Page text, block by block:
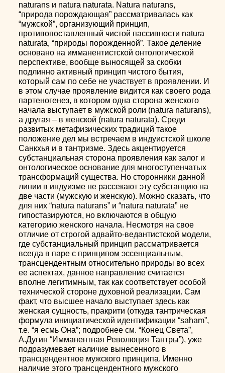
naturans и natura naturata. Natura naturans,
“природа порождающая” рассматривалась как
“мужской”, организующий принцип,
противопоставленный чистой пассивности natura
naturata, “природы порожденной”. Такое деление
основано на имманентистской онтологической
перспективе, вообще выносящей за скобки
подлинно активный принцип чистого бытия,
который сам по себе не участвует в проявлении. И
в этом случае проявление видится как своего рода
партеногенез, в котором одна сторона женского
начала выступает в мужской роли (natura naturans),
а другая – в женской (natura naturata). Среди
развитых метафизических традиций такое
положение дел мы встречаем в индуистской школе
Санкхья и в тантризме. Здесь акцентируется
субстанциальная сторона проявления как залог и
онтологическое основание для многоступенчатых
трансформаций существа. Но сторонники данной
линии в индуизме не рассекают эту субстанцию на
две части (мужскую и женскую). Можно сказать, что
для них “natura naturans” и “natura naturata” не
гипостазируются, но включаются в общую
категорию женского начала. Несмотря на свое
отличие от строгой адвайто-ведантистской модели,
где субстанциальный принцип рассматривается
всегда в паре с принципом эссенциальным,
трансцендентным относительно природы во всех
ее аспектах, данное направление считается
вполне легитимным, так как соответствует особой
технической стороне духовной реализации. Сам
факт, что высшее начало выступает здесь как
женская сущность, пракрити (откуда тантрическая
формула инициатической идентификации “saham”,
т.е. “я есмь Она”; подробнее см. “Конец Света”,
А.Дугин “Имманентная Революция Тантры”), уже
подразумевает наличие вынесенного в
трансцендентное мужского принципа. Именно
наличие этого трансцендентного мужского